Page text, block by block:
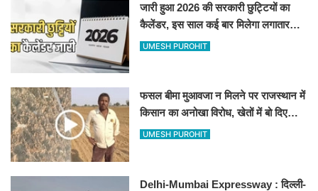
जारी हुआ 2026 की सरकारी छुट्टियों का
कैलेंडर, इस साल कई बार मिलेगा लगातार
अवकाश, देखें
UMESH PUROHIT
फसल बीमा मुआवजा न मिलने पर राजस्थान में
किसान का अनोखा विरोध, खेतों में बो दिए
500-500 रुपए के नोट, वीडियो वायरल
UMESH PUROHIT
Delhi-Mumbai Expressway : दिल्ली-